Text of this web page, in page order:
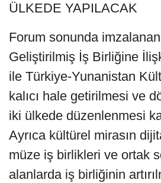
ÜLKEDE YAPILACAK
Forum sonunda
Geliştirilmiş İş Birliğine
ile Türkiye-Yunanistan
kalıcı hale getirilmesi ve
iki ülkede düzenlenmesi
Ayrıca kültürel mirasın
müze iş birlikleri ve ortak
alanlarda iş birliğinin